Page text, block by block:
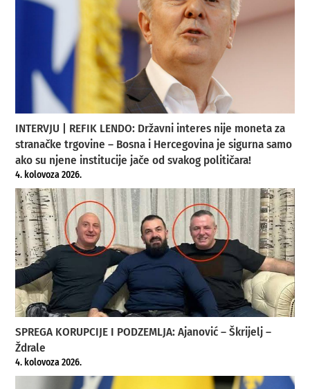
INTERVJU | REFIK LENDO: Državni interes nije moneta za
stranačke trgovine – Bosna i Hercegovina je sigurna samo
ako su njene institucije jače od svakog političara!
4. kolovoza 2026.
SPREGA KORUPCIJE I PODZEMLJA: Ajanović – Škrijelj –
Ždrale
4. kolovoza 2026.